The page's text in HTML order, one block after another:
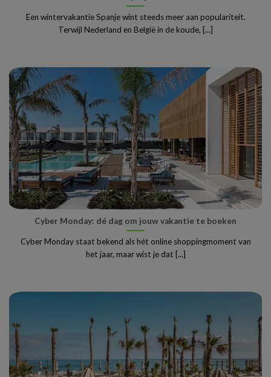
Een wintervakantie Spanje wint steeds meer aan populariteit.
Terwijl Nederland en België in de koude, [...]
Cyber Monday: dé dag om jouw vakantie te boeken
Cyber Monday staat bekend als hét online shoppingmoment van
het jaar, maar wist je dat [...]